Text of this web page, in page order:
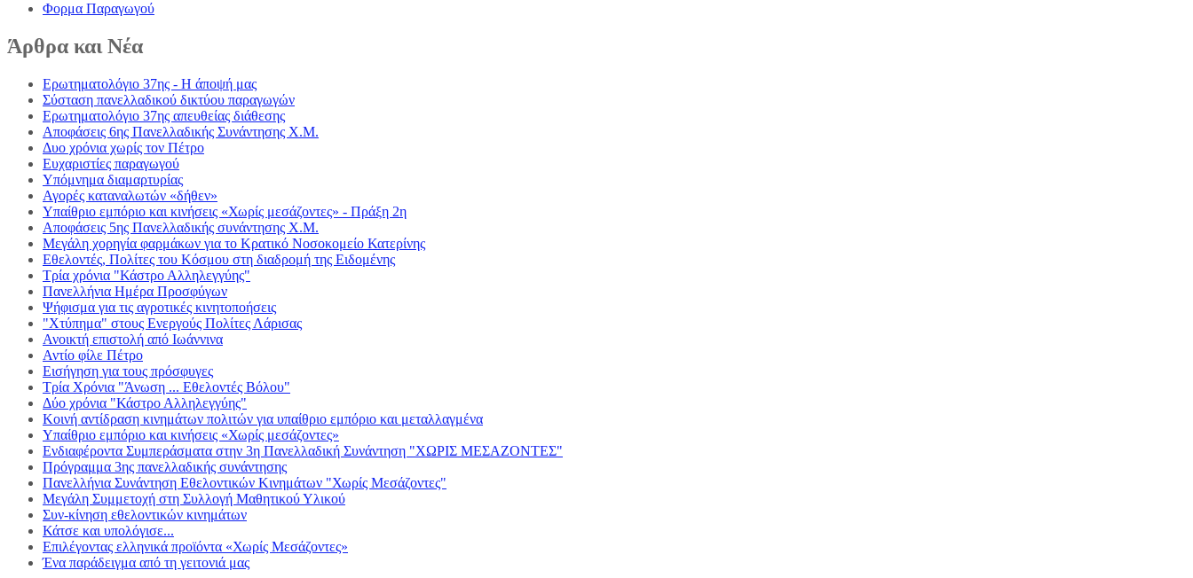
Φορμα Παραγωγού
Άρθρα και Νέα
Ερωτηματολόγιο 37ης - Η άποψή μας
Σύσταση πανελλαδικού δικτύου παραγωγών
Ερωτηματολόγιο 37ης απευθείας διάθεσης
Αποφάσεις 6ης Πανελλαδικής Συνάντησης Χ.Μ.
Δυο χρόνια χωρίς τον Πέτρο
Ευχαριστίες παραγωγού
Υπόμνημα διαμαρτυρίας
Αγορές καταναλωτών «δήθεν»
Υπαίθριο εμπόριο και κινήσεις «Χωρίς μεσάζοντες» - Πράξη 2η
Αποφάσεις 5ης Πανελλαδικής συνάντησης Χ.Μ.
Μεγάλη χορηγία φαρμάκων για το Κρατικό Νοσοκομείο Κατερίνης
Εθελοντές, Πολίτες του Κόσμου στη διαδρομή της Ειδομένης
Τρία χρόνια "Κάστρο Αλληλεγγύης"
Πανελλήνια Ημέρα Προσφύγων
Ψήφισμα για τις αγροτικές κινητοποήσεις
"Χτύπημα" στους Ενεργούς Πολίτες Λάρισας
Ανοικτή επιστολή από Ιωάννινα
Αντίο φίλε Πέτρο
Εισήγηση για τους πρόσφυγες
Τρία Χρόνια "Άνωση ... Εθελοντές Βόλου"
Δύο χρόνια "Κάστρο Αλληλεγγύης"
Κοινή αντίδραση κινημάτων πολιτών για υπαίθριο εμπόριο και μεταλλαγμένα
Υπαίθριο εμπόριο και κινήσεις «Χωρίς μεσάζοντες»
Ενδιαφέροντα Συμπεράσματα στην 3η Πανελλαδική Συνάντηση "ΧΩΡΙΣ ΜΕΣΑΖΟΝΤΕΣ"
Πρόγραμμα 3ης πανελλαδικής συνάντησης
Πανελλήνια Συνάντηση Εθελοντικών Κινημάτων "Χωρίς Μεσάζοντες"
Μεγάλη Συμμετοχή στη Συλλογή Μαθητικού Υλικού
Συν-κίνηση εθελοντικών κινημάτων
Κάτσε και υπολόγισε...
Επιλέγοντας ελληνικά προϊόντα «Χωρίς Μεσάζοντες»
Ένα παράδειγμα από τη γειτονιά μας